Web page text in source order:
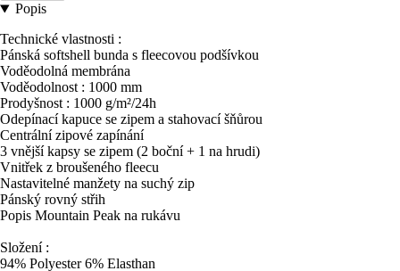
Popis
Technické vlastnosti :
Pánská softshell bunda s fleecovou podšívkou
Voděodolná membrána
Voděodolnost : 1000 mm
Prodyšnost : 1000 g/m²/24h
Odepínací kapuce se zipem a stahovací šňůrou
Centrální zipové zapínání
3 vnější kapsy se zipem (2 boční + 1 na hrudi)
Vnitřek z broušeného fleecu
Nastavitelné manžety na suchý zip
Pánský rovný střih
Popis Mountain Peak na rukávu
Složení :
94% Polyester 6% Elasthan